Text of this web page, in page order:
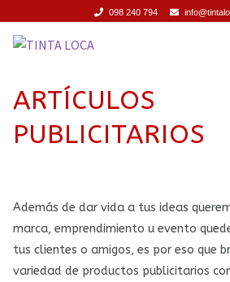
098 240 794
Ir
navegación
Ir
contenido
INICIO
SERVICIOS
PRODUCTOS
TIENDA
ARTÍCULOS
PUBLICITARIOS
Además de dar vida a tus ideas
marca, emprendimiento u evento
tus clientes o amigos, es por eso que
variedad de productos publicitarios